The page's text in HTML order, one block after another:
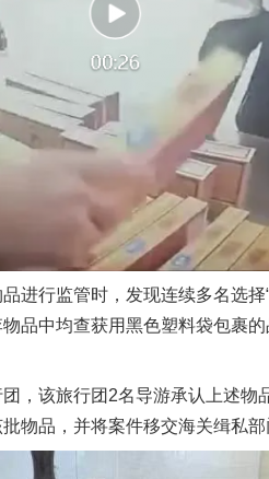
行监管时，发现连续多名选择
品中均查获用黑色塑料袋包裹
该旅行团2名导游承认上述物
物品，并将案件移交海关缉私部